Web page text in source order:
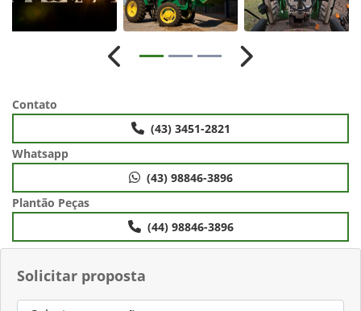
Solicitar proposta
Anterior Próximo
Contato
(43) 3451-2821
Whatsapp
(43) 98846-3896
Plantão Peças
(44) 98846-3896